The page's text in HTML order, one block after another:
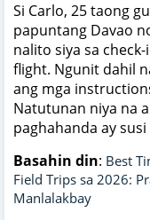
Si Carlo, 25 taong
papuntang Davao
nalito siya sa
flight. Ngunit dahil
ang mga
Natutunan niya na
paghahanda ay
Basahin din: Best
Field Trips sa 2026:
Manlalakbay